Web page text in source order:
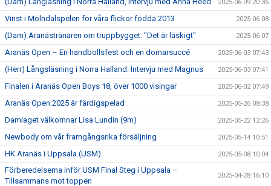
2025-06-09 20:36
Vinst i Mölndalspelen för våra flickor födda 2013 2025-06-08
(Dam) Aranästränaren om truppbygget: "Det är läskigt" 2025-06-07
Aranäs Open – En handbollsfest och en domarsuccé 2025-06-03 07:43
(Herr) Långsläsning i Norra Halland: Intervju med Magnus 2025-06-03 07:41
Finalen i Aranäs Open Boys 18, över 1000 visingar 2025-06-02 07:49
Aranäs Open 2025 är färdigspelad 2025-05-26 08:38
Damlaget välkomnar Lisa Lundin (9m) 2025-05-22 12:26
Newbody om vår framgångsrika försäljning 2025-05-14 10:51
HK Aranäs i Uppsala (USM) 2025-05-08 10:04
Förberedelserna inför USM Final Steg i Uppsala –
Tillsammans mot toppen
2025-04-28 16:10